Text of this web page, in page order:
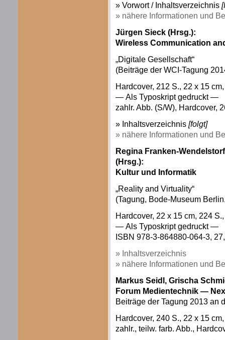
» Vorwort / Inhaltsverzeichnis
» nähere Informationen und
Jürgen Sieck (Hrsg.):
Wireless Communication
„Digitale Gesellschaft“
(Beiträge der WCI-Tagung
Hardcover, 212 S., 22 x 15
— Als Typoskript gedruckt —
zahlr. Abb. (S/W), Hardcover,
» Inhaltsverzeichnis [folgt]
» nähere Informationen und
Regina Franken-
(Hrsg.):
Kultur und Informatik
„Reality and Virtuality“
(Tagung, Bode-Museum
Hardcover, 22 x 15 cm, 224
— Als Typoskript gedruckt —
ISBN 978-3-864880-064-3,
» Inhaltsverzeichnis
» nähere Informationen und
Markus Seidl, Grischa
Forum Medientechnik —
Beiträge der Tagung 2013 an
Hardcover, 240 S., 22 x 15
zahlr., teilw. farb. Abb.,